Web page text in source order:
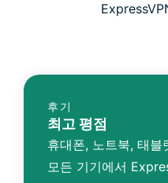
후기
최고 평점
휴대폰, 노트북, 태블
모든 기기에서